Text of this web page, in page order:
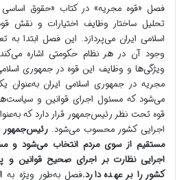
فصل «قوه مجریه» در کتاب «حقوق اساسی
تحلیل ساختار وظایف اختیارات و نقش
اسلامی ایران می‌پردازد. این فصل ابتدا
وجود آن در هر نظام حکومتی اشاره
ویژگی‌ها و وظایف این قوه در جمهوری
مجریه در جمهوری اسلامی ایران به‌عنوان
می‌شود که مسئول اجرای قوانین و
قوه تحت نظر رئیس‌جمهور قرار دارد که
اجرایی کشور محسوب می‌شود.رئیس‌جمهور
مستقیم از سوی مردم انتخاب می‌شود و
اجرایی نظارت بر اجرای صحیح قوانین و
کشور را بر عهده دارد.فصل به‌طور ویژه به